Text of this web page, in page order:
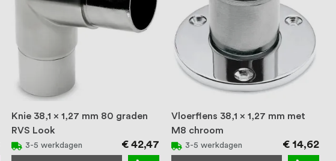
Knie 38,1 x 1,27 mm 80 graden
RVS Look
3-5 werkdagen € 42,47
Vloerflens 38,1 x 1,27 mm met
M8 chroom
3-5 werkdagen € 14,62